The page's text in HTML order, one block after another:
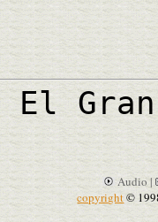
El Gran
Audio |
copyright©